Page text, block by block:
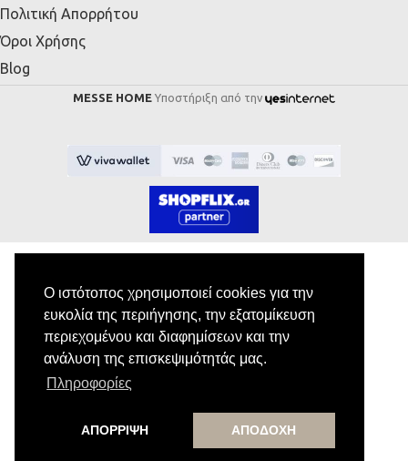
Ο ιστότοπος χρησιμοποιεί cookies για την
ευκολία της περιήγησης, την εξατομίκευση
περιεχομένου και διαφημίσεων και την
ανάλυση της επισκεψιμότητάς μας.
Πληροφορίες
ΑΠΟΡΡΙΨΗ ΑΠΟΔΟΧΗ
Πολιτική Απορρήτου
Όροι Χρήσης
Blog
MESSE HOME Υποστήριξη από την
Εγγραφή στο Newsletter
Κάνε εγγραφή στο newsletter μας για να
λαμβάνεις αποκλειστικές προσφορές.